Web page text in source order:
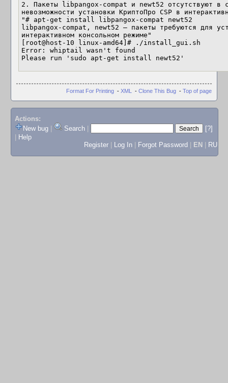
2. Пакеты libpangox-compat и newt52 отсутствуют в
невозможности установки КриптоПро CSP в
"# apt-get install libpangox-compat newt52
libpangox-compat, newt52 — пакеты требуются для
интерактивном консольном режиме"
[root@host-10 linux-amd64]# ./install_gui.sh
Error: whiptail wasn't found
Please run 'sudo apt-get install newt52'
Format For Printing - XML - Clone This Bug - Top of page
Actions:
New bug
Search
[?]
Help
Register
Log In Forgot Password EN RU